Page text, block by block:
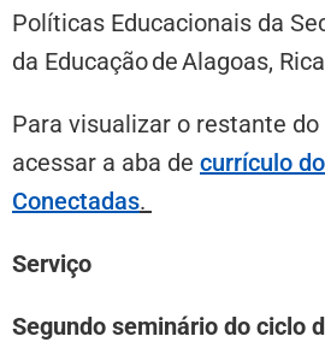
Políticas Educacionais da
da Educação de Alagoas,
Para visualizar o restante
acessar a aba de currículo
Conectadas.
Serviço
Segundo seminário do ciclo